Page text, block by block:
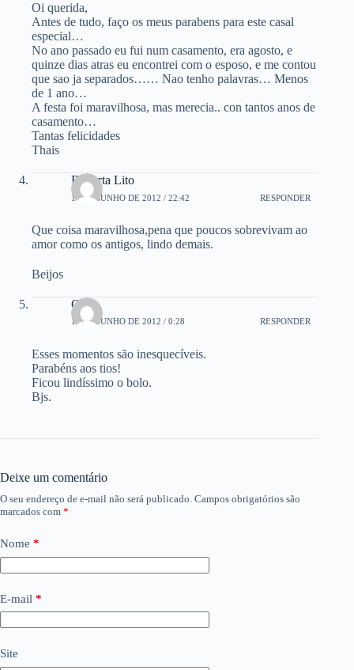
Oi querida,
Antes de tudo, faço os meus parabens para este casal
especial…
No ano passado eu fui num casamento, era agosto, e
quinze dias atras eu encontrei com o esposo, e me contou
que sao ja separados…… Nao tenho palavras… Menos
de 1 ano…
A festa foi maravilhosa, mas merecia.. con tantos anos de
casamento…
Tantas felicidades
Thais
Roberta Lito
11 DE JUNHO DE 2012 / 22:42 RESPONDER
Que coisa maravilhosa,pena que poucos sobrevivam ao
amor como os antigos, lindo demais.
Beijos
Gina
12 DE JUNHO DE 2012 / 0:28 RESPONDER
Esses momentos são inesquecíveis.
Parabéns aos tios!
Ficou lindíssimo o bolo.
Bjs.
Deixe um comentário
O seu endereço de e-mail não será publicado. Campos obrigatórios são
marcados com *
Nome *
E-mail *
Site